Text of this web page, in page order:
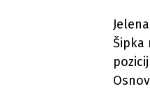
Šipka